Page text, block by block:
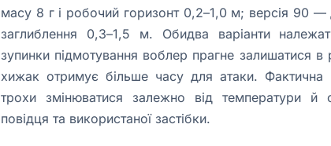
масу 8 г і робочий горизонт 0,2–1,0 м; версія 90
заглиблення 0,3–1,5 м. Обидва варіанти
зупинки підмотування воблер прагне залишатися
хижак отримує більше часу для атаки. Фактична
трохи змінюватися залежно від температури й
повідця та використаної застібки.